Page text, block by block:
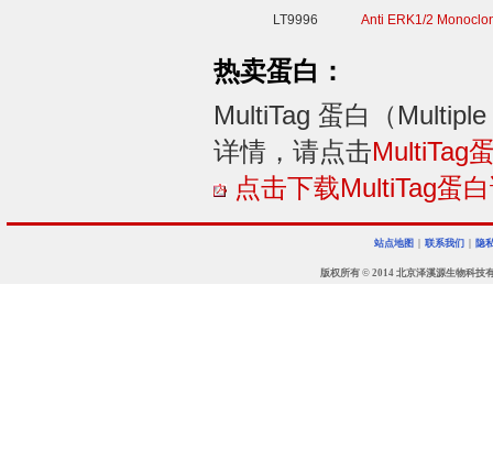
LT9996 Anti ERK1/2
热卖蛋白：
MultiTag 蛋白（
详情，请点击MultiTag
点击下载MultiTag蛋
站点地图 联系我们 隐
版权所有 © 2014 北京泽溪源生物科技